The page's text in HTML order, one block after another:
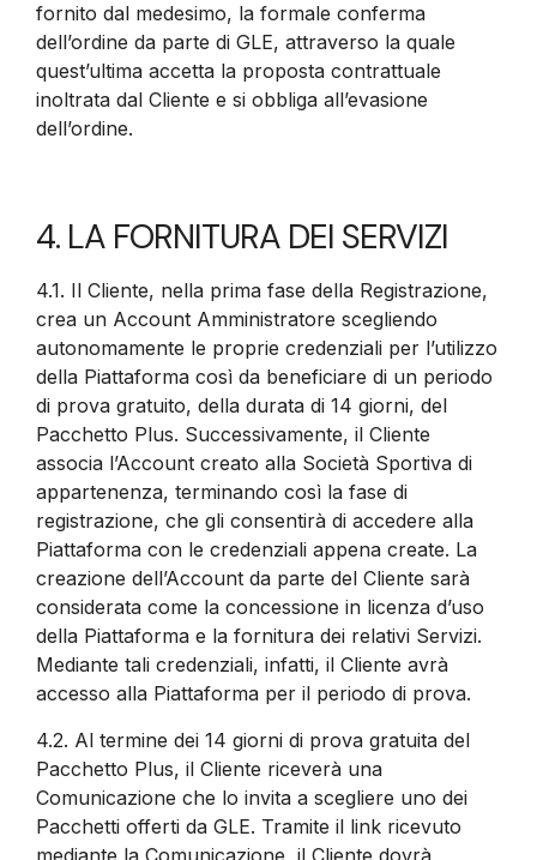
fornito dal medesimo, la formale conferma
dell’ordine da parte di GLE, attraverso la quale
quest’ultima accetta la proposta contrattuale
inoltrata dal Cliente e si obbliga all’evasione
dell’ordine.
4. LA FORNITURA DEI SERVIZI
4.1. Il Cliente, nella prima fase della Registrazione,
crea un Account Amministratore scegliendo
autonomamente le proprie credenziali per l’utilizzo
della Piattaforma così da beneficiare di un periodo
di prova gratuito, della durata di 14 giorni, del
Pacchetto Plus. Successivamente, il Cliente
associa l’Account creato alla Società Sportiva di
appartenenza, terminando così la fase di
registrazione, che gli consentirà di accedere alla
Piattaforma con le credenziali appena create. La
creazione dell’Account da parte del Cliente sarà
considerata come la concessione in licenza d’uso
della Piattaforma e la fornitura dei relativi Servizi.
Mediante tali credenziali, infatti, il Cliente avrà
accesso alla Piattaforma per il periodo di prova.
4.2. Al termine dei 14 giorni di prova gratuita del
Pacchetto Plus, il Cliente riceverà una
Comunicazione che lo invita a scegliere uno dei
Pacchetti offerti da GLE. Tramite il link ricevuto
mediante la Comunicazione, il Cliente dovrà